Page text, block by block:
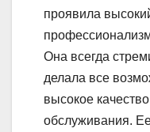
проявила
Она всегда
делала все
высокое
обслуживания.